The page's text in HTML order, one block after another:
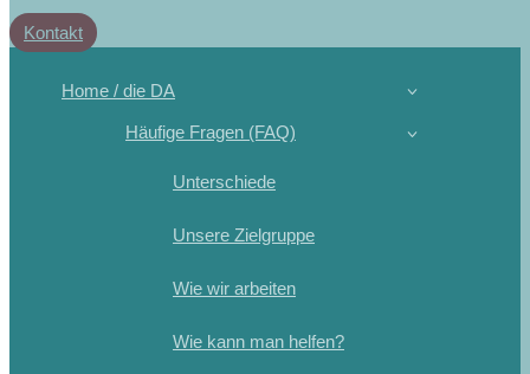
Kontakt
Home / die DA
Häufige Fragen (FAQ)
Unterschiede
Unsere Zielgruppe
Wie wir arbeiten
Wie kann man helfen?